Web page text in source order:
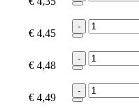
€ 4,45
-
€ 4,48
-
€ 4,49
-